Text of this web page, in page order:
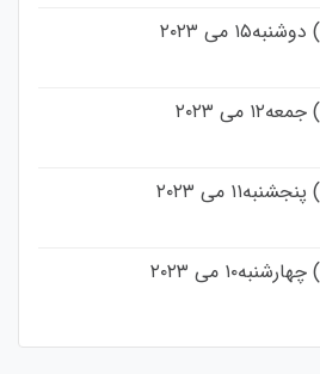
می ۲۰۲۳
می ۲۰۲۳
می ۲۰۲۳
می ۲۰۲۳